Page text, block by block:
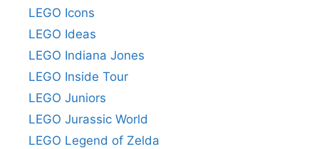
LEGO Icons
LEGO Ideas
LEGO Indiana Jones
LEGO Inside Tour
LEGO Juniors
LEGO Jurassic World
LEGO Legend of Zelda